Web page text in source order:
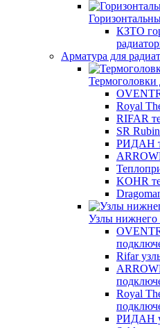
КЗТО
Арматура для
Термоголовки
Royal
RIFAR
SR
РИДАН
KOHR
Узлы нижнего
Rifar
Royal
РИДАН